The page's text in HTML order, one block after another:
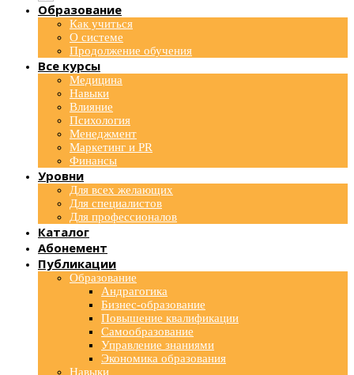
Образование
Как учиться
О системе
Продолжение обучения
Все курсы
Медицина
Навыки
Влияние
Психология
Менеджмент
Маркетинг и PR
Финансы
Уровни
Для всех желающих
Для специалистов
Для профессионалов
Каталог
Абонемент
Публикации
Образование
Андрагогика
Бизнес-образование
Повышение квалификации
Самообразование
Управление знаниями
Экономика образования
Навыки